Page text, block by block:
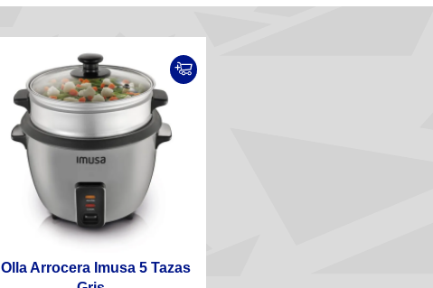
Olla Arrocera Imusa 5 Tazas